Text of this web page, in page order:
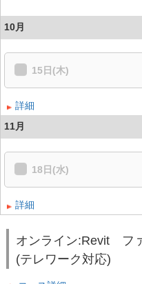
10月
15日(木)
詳細
11月
18日(水)
詳細
オンライン:Revit フ
(テレワーク対応)